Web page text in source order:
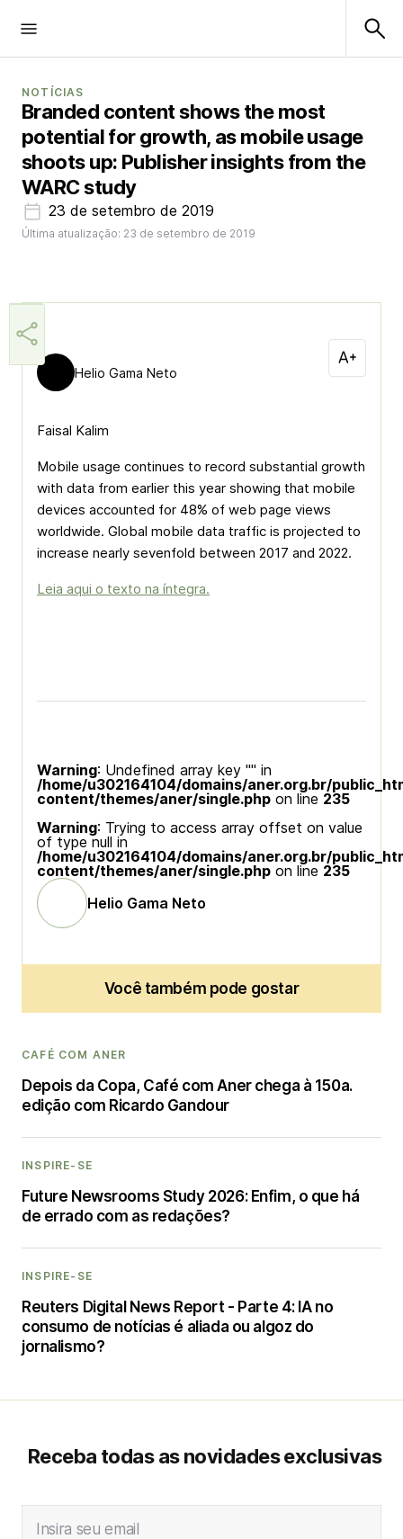
NOTÍCIAS
Branded content shows the most
potential for growth, as mobile usage
shoots up: Publisher insights from the
WARC study
23 de setembro de 2019
Última atualização: 23 de setembro de 2019
Helio Gama Neto
Faisal Kalim
Mobile usage continues to record substantial growth
with data from earlier this year showing that mobile
devices accounted for 48% of web page views
worldwide. Global mobile data traffic is projected to
increase nearly sevenfold between 2017 and 2022.
Leia aqui o texto na íntegra.
Warning: Undefined array key "" in
/home/u302164104/domains/aner.org.br/
content/themes/aner/single.php on line 235
Warning: Trying to access array offset on value
of type null in
/home/u302164104/domains/aner.org.br/
content/themes/aner/single.php on line 235
Helio Gama Neto
Você também pode gostar
CAFÉ COM ANER
Depois da Copa, Café com Aner chega à 150a.
edição com Ricardo Gandour
INSPIRE-SE
Future Newsrooms Study 2026: Enfim, o que há
de errado com as redações?
INSPIRE-SE
Reuters Digital News Report - Parte 4: IA no
consumo de notícias é aliada ou algoz do
jornalismo?
Receba todas as novidades exclusivas
Insira seu email